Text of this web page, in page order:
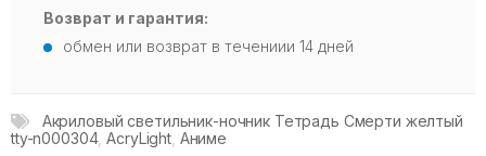
Возврат и гарантия:
обмен или возврат в течениии 14 дней
Акриловый светильник-ночник Тетрадь Смерти желтый
tty-n000304,AcryLight, Аниме